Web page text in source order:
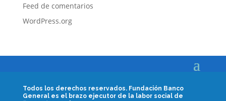
Feed de comentarios
WordPress.org
Todos los derechos reservados. Fundación Banco
General es el brazo ejecutor de la labor social de